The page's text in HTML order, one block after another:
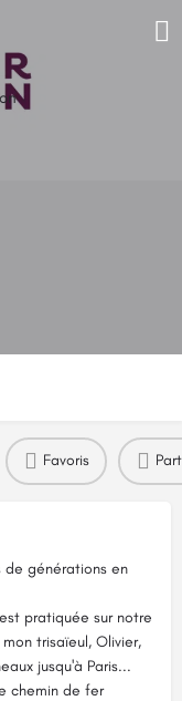
Favoris
de générations en
pratiquée sur notre
trisaïeul, Olivier,
jusqu'à Paris...
chemin de fer